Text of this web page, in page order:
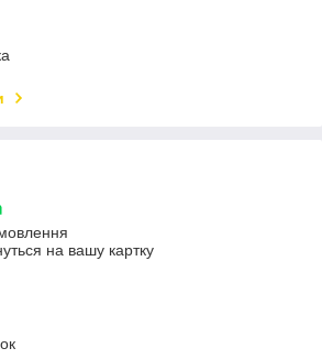
на вашу картку